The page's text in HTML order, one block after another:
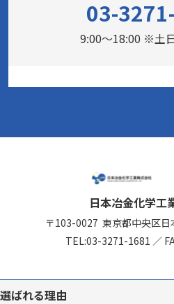
03-
9:00～18:00 ※土
日本冶金化学工
〒103-0027 東京都中央区
TEL:03-3271-1681 ／
選ばれる理由